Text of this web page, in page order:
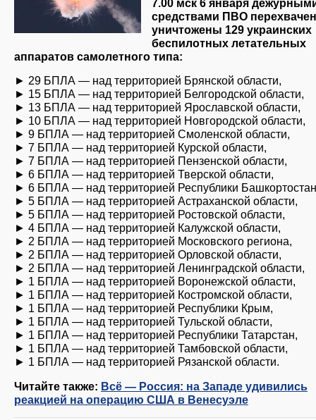
7.00 мск 6 января
средствами ПВО
уничтожены 129 украинских
беспилотных летательных
аппаратов самолетного типа:
► 29 БПЛА — над территорией Брянской области,
► 15 БПЛА — над территорией Белгородской области,
► 13 БПЛА — над территорией Ярославской области,
► 10 БПЛА — над территорией Новгородской области,
► 9 БПЛА — над территорией Смоленской области,
► 7 БПЛА — над территорией Курской области,
► 7 БПЛА — над территорией Пензенской области,
► 6 БПЛА — над территорией Тверской области,
► 6 БПЛА — над территорией Республики
► 5 БПЛА — над территорией Астраханской области,
► 5 БПЛА — над территорией Ростовской области,
► 4 БПЛА — над территорией Калужской области,
► 2 БПЛА — над территорией Московского региона,
► 2 БПЛА — над территорией Орловской области,
► 2 БПЛА — над территорией Ленинградской области,
► 1 БПЛА — над территорией Воронежской области,
► 1 БПЛА — над территорией Костромской области,
► 1 БПЛА — над территорией Республики Крым,
► 1 БПЛА — над территорией Тульской области,
► 1 БПЛА — над территорией Республики Татарстан,
► 1 БПЛА — над территорией Тамбовской области,
► 1 БПЛА — над территорией Рязанской области.
Читайте также: Всё — Россия: на Западе удивились
реакцией на операцию США в Венесуэле